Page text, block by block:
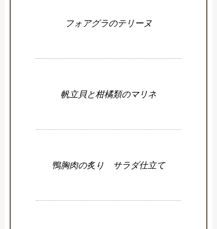
フォアグラのテリーヌ
帆立貝と柑橘類のマリネ
鴨胸肉の炙り サラダ仕立て